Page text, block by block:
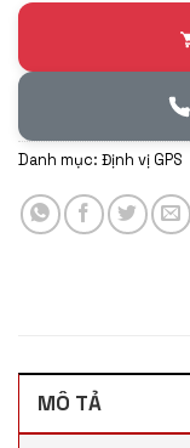
Danh mục: Định vị GPS
MÔ TẢ